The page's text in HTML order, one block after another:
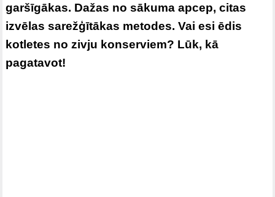
garšīgākas. Dažas no sākuma apcep, citas
izvēlas sarežģītākas metodes. Vai esi ēdis
kotletes no zivju konserviem? Lūk, kā
pagatavot!